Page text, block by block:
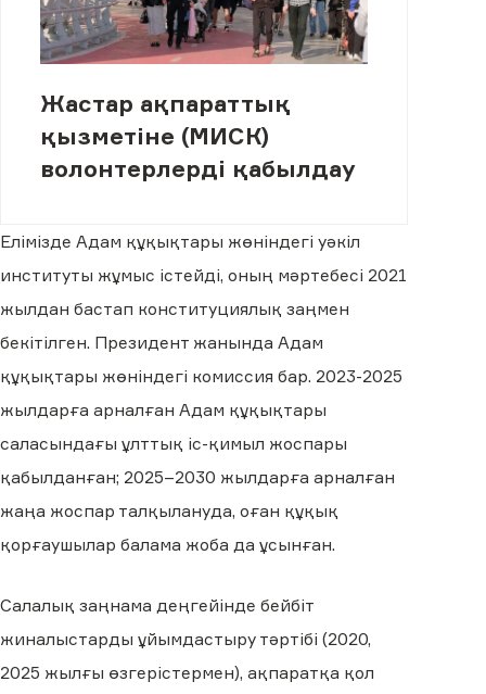
Жастар ақпараттық
қызметіне (МИСК)
волонтерлерді қабылдау
Елімізде Адам құқықтары жөніндегі уәкіл
институты жұмыс істейді, оның мәртебесі 2021
жылдан бастап конституциялық заңмен
бекітілген. Президент жанында Адам
құқықтары жөніндегі комиссия бар. 2023-2025
жылдарға арналған Адам құқықтары
саласындағы ұлттық іс-қимыл жоспары
қабылданған; 2025–2030 жылдарға арналған
жаңа жоспар талқылануда, оған құқық
қорғаушылар балама жоба да ұсынған.
Салалық заңнама деңгейінде бейбіт
жиналыстарды ұйымдастыру тәртібі (2020,
2025 жылғы өзгерістермен), ақпаратқа қол